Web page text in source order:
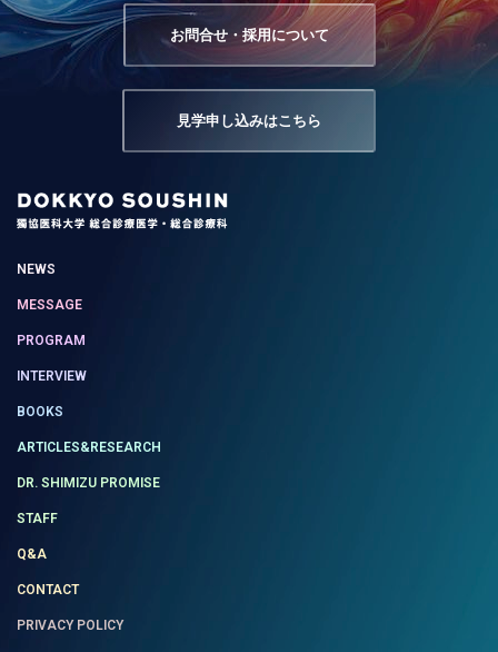
お問合せ・採用について
見学申し込みはこちら
NEWS
MESSAGE
PROGRAM
INTERVIEW
BOOKS
ARTICLES&RESEARCH
DR. SHIMIZU PROMISE
STAFF
Q&A
CONTACT
PRIVACY POLICY